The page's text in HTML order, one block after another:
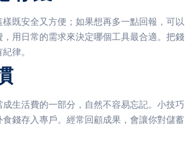
既安全又方便；如果想再多一點回報，可以
用日常的需求來決定哪個工具最合適。把錢
律。
生活費的一部分，自然不容易忘記。小技巧
錢存入專戶。經常回顧成果，會讓你對儲蓄